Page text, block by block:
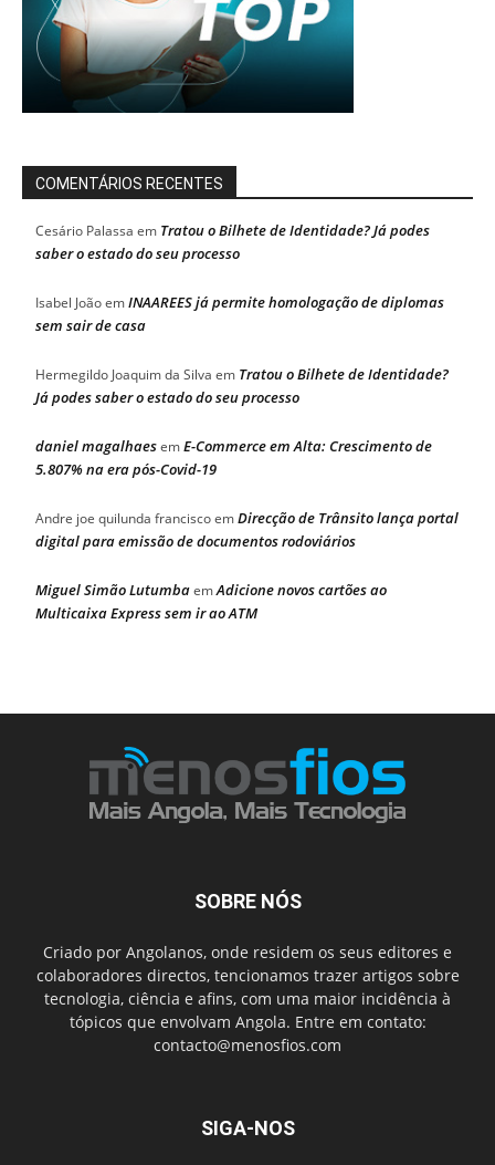
COMENTÁRIOS RECENTES
Cesário Palassa em Tratou o Bilhete de Identidade? Já podes
saber o estado do seu processo
Isabel JoãoemINAAREES já permite homologação de diplomas
sem sair de casa
Hermegildo Joaquim da Silva em Tratou o Bilhete de Identidade?
Já podes saber o estado do seu processo
daniel magalhaesemE-Commerce em Alta: Crescimento de
5.807% na era pós-Covid-19
Andre joe quilunda franciscoemDirecção de Trânsito lança portal
digital para emissão de documentos rodoviários
Miguel Simão LutumbaemAdicione novos cartões ao
Multicaixa Express sem ir ao ATM
SOBRE NÓS
Criado por Angolanos, onde residem os seus editores e
colaboradores directos, tencionamos trazer artigos sobre
tecnologia, ciência e afins, com uma maior incidência à
tópicos que envolvam Angola. Entre em contato:
contacto@menosfios.com
SIGA-NOS